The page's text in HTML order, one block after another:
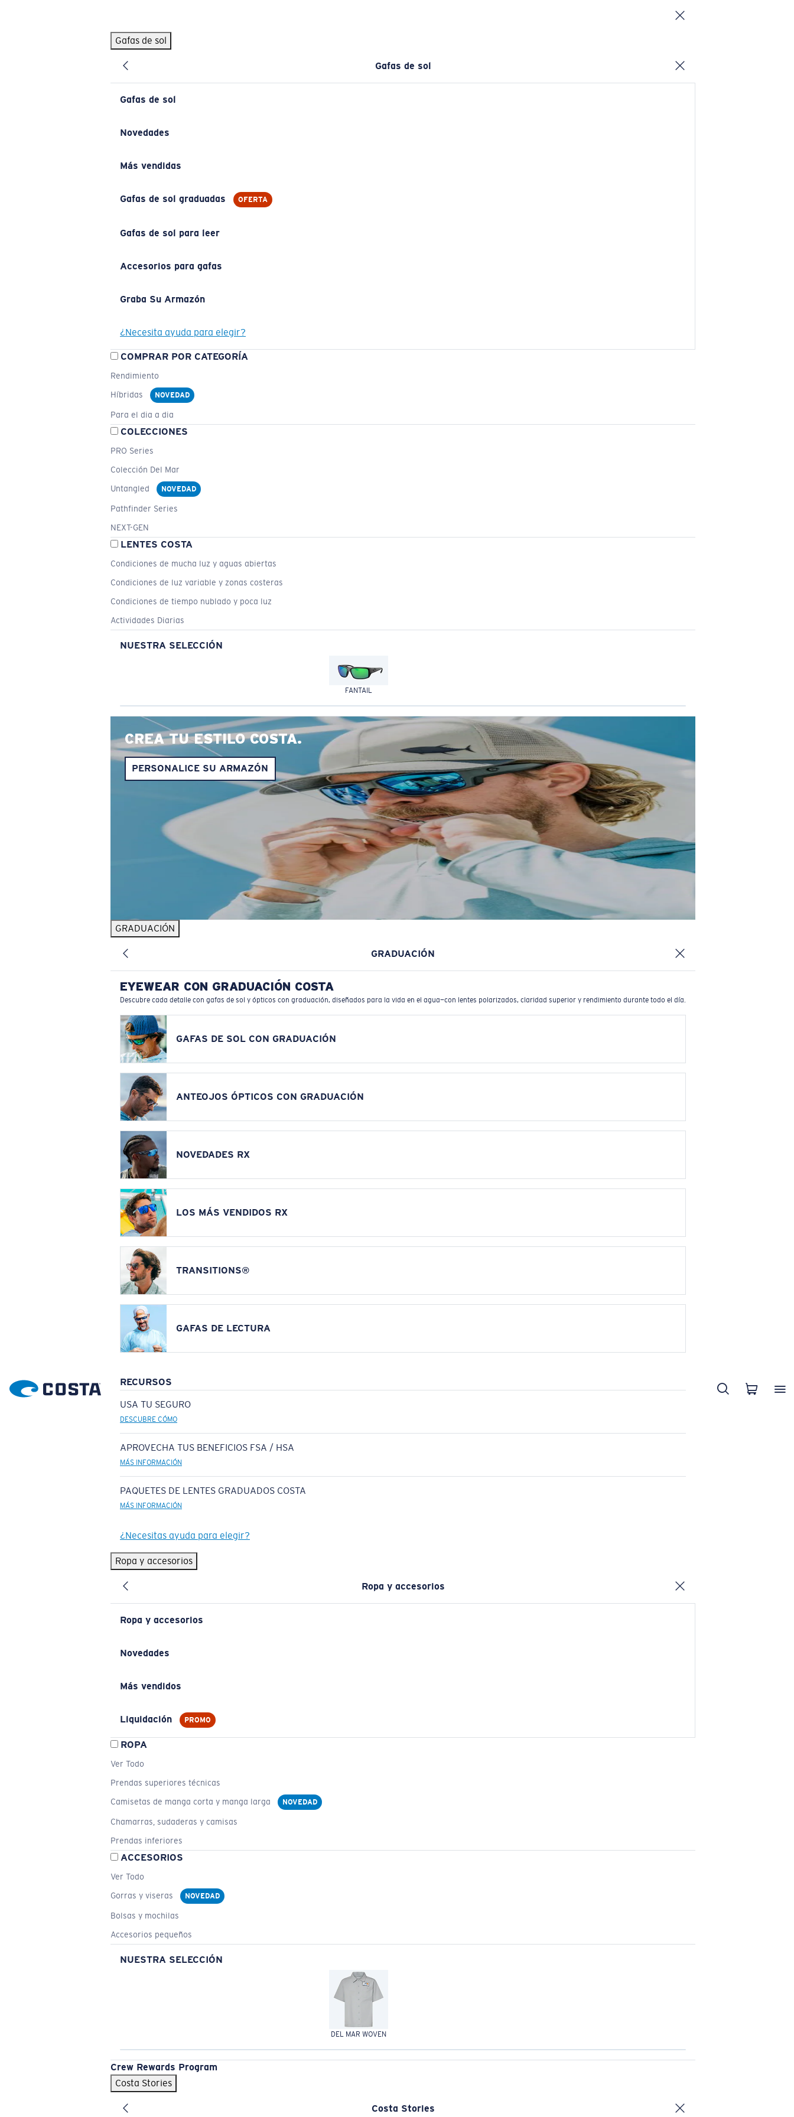
Gafas de sol
Gafas de sol
Gafas de sol
Novedades
Más vendidas
Gafas de sol graduadas OFERTA
Gafas de sol para leer
Accesorios para gafas
Graba Su Armazón
¿Necesita ayuda para elegir?
COMPRAR POR CATEGORÍA
Rendimiento
Híbridas
NOVEDAD
Para el dia a dia
COLECCIONES
PRO Series
Colección Del Mar
Untangled
NOVEDAD
Pathfinder Series
NEXT-GEN
LENTES COSTA
Condiciones de mucha luz y aguas abiertas
Condiciones de luz variable y zonas costeras
Condiciones de tiempo nublado y poca luz
Actividades Diarias
NUESTRA SELECCIÓN
FANTAIL
CREA TU ESTILO COSTA.
PERSONALICE SU ARMAZÓN
GRADUACIÓN
GRADUACIÓN
EYEWEAR CON GRADUACIÓN COSTA
Descubre cada detalle con gafas de sol y ópticos con graduación, diseñados para la vida en el agua—con lentes polarizados, claridad superior y rendimiento durante todo el día.
GAFAS DE SOL CON GRADUACIÓN
ANTEOJOS ÓPTICOS CON GRADUACIÓN
NOVEDADES RX
LOS MÁS VENDIDOS RX
TRANSITIONS®
GAFAS DE LECTURA
RECURSOS
USA TU SEGURO
DESCUBRE CÓMO
APROVECHA TUS BENEFICIOS FSA / HSA
MÁS INFORMACIÓN
PAQUETES DE LENTES GRADUADOS COSTA
MÁS INFORMACIÓN
¿Necesitas ayuda para elegir?
Ropa y accesorios
Ropa y accesorios
Ropa y accesorios
Novedades
Más vendidos
Liquidación PROMO
ROPA
Ver Todo
Prendas superiores técnicas
Camisetas de manga corta y manga larga
NOVEDAD
Chamarras, sudaderas y camisas
Prendas inferiores
ACCESORIOS
Ver Todo
Gorras y viseras
NOVEDAD
Bolsas y mochilas
Accesorios pequeños
NUESTRA SELECCIÓN
DEL MAR WOVEN
Crew Rewards Program
Costa Stories
Costa Stories
BÚSQUEDAS POPULARES
Pilothouse PRO Limited Edition Pack
Gafas de sol personalizadas
Los más vendidos de gafas de sol